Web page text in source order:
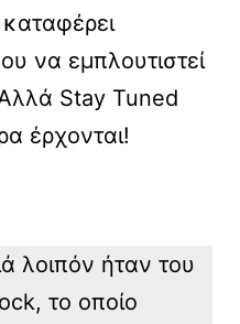
να εμπλουτιστεί
Stay Tuned
έρχονται!
λοιπόν ήταν του
το οποίο